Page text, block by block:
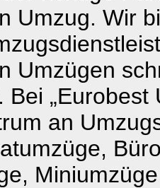
Umzug. Wir
Umzügen
Bei „Eurobest
an